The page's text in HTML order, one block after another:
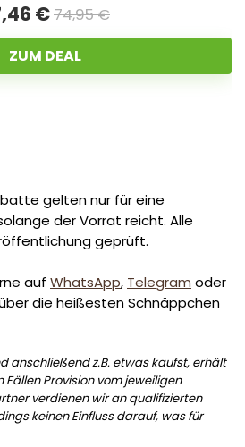
€74,95 €
ZUM DEAL
gelten nur für eine
der Vorrat reicht. Alle
geprüft.
auf WhatsApp, Telegram oder
die heißesten Schnäppchen
anschließend z.B. etwas kaufst, erhält
Fällen Provision vom jeweiligen
verdienen wir an qualifizierten
keinen Einfluss darauf, was für